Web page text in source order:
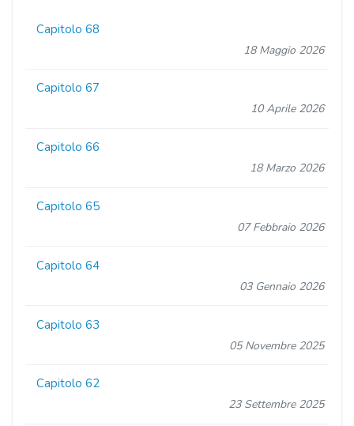
Capitolo 68
18 Maggio 2026
Capitolo 67
10 Aprile 2026
Capitolo 66
18 Marzo 2026
Capitolo 65
07 Febbraio 2026
Capitolo 64
03 Gennaio 2026
Capitolo 63
05 Novembre 2025
Capitolo 62
23 Settembre 2025